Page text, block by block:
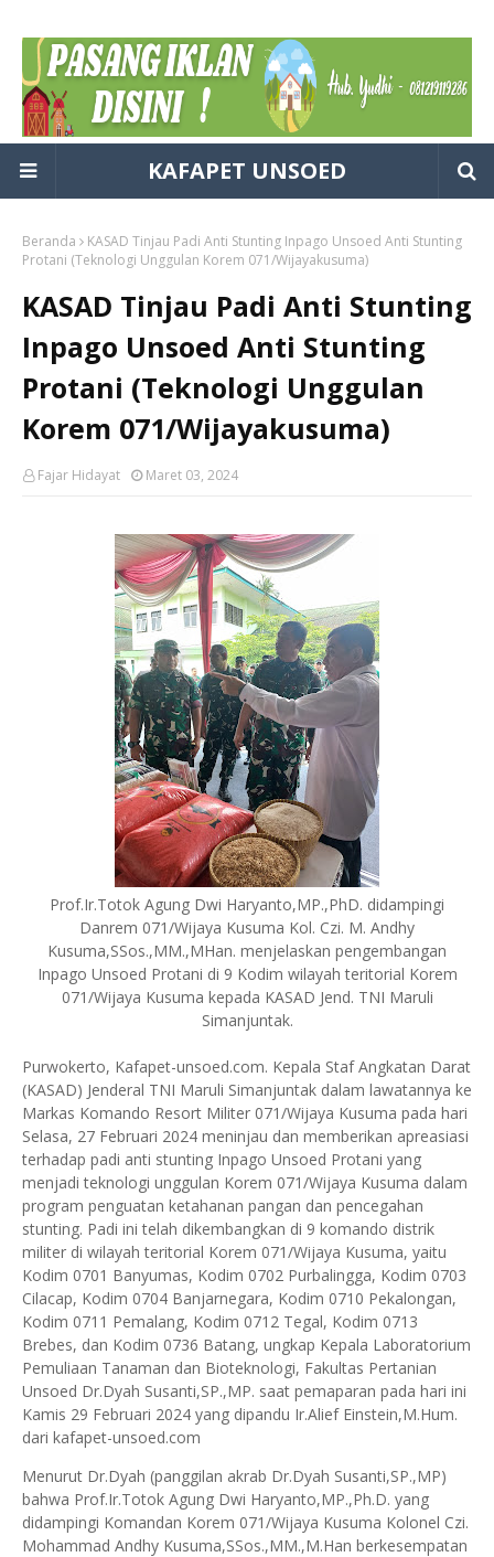
KAFAPET UNSOED
Beranda
KASAD Tinjau Padi Anti Stunting Inpago Unsoed Anti Stunting
Protani (Teknologi Unggulan Korem 071/Wijayakusuma)
KASAD Tinjau Padi Anti Stunting
Inpago Unsoed Anti Stunting
Protani (Teknologi Unggulan
Korem 071/Wijayakusuma)
Fajar Hidayat Maret 03, 2024
Prof.Ir.Totok Agung Dwi Haryanto,MP.,PhD. didampingi
Danrem 071/Wijaya Kusuma Kol. Czi. M. Andhy
Kusuma,SSos.,MM.,MHan. menjelaskan pengembangan
Inpago Unsoed Protani di 9 Kodim wilayah teritorial Korem
071/Wijaya Kusuma kepada KASAD Jend. TNI Maruli
Simanjuntak.
Purwokerto, Kafapet-unsoed.com. Kepala Staf Angkatan Darat
(KASAD) Jenderal TNI Maruli Simanjuntak dalam lawatannya ke
Markas Komando Resort Militer 071/Wijaya Kusuma pada hari
Selasa, 27 Februari 2024 meninjau dan memberikan apreasiasi
terhadap padi anti stunting Inpago Unsoed Protani yang
menjadi teknologi unggulan Korem 071/Wijaya Kusuma dalam
program penguatan ketahanan pangan dan pencegahan
stunting. Padi ini telah dikembangkan di 9 komando distrik
militer di wilayah teritorial Korem 071/Wijaya Kusuma, yaitu
Kodim 0701 Banyumas, Kodim 0702 Purbalingga, Kodim 0703
Cilacap, Kodim 0704 Banjarnegara, Kodim 0710 Pekalongan,
Kodim 0711 Pemalang, Kodim 0712 Tegal, Kodim 0713
Brebes, dan Kodim 0736 Batang, ungkap Kepala Laboratorium
Pemuliaan Tanaman dan Bioteknologi, Fakultas Pertanian
Unsoed Dr.Dyah Susanti,SP.,MP. saat pemaparan pada hari ini
Kamis 29 Februari 2024 yang dipandu Ir.Alief Einstein,M.Hum.
dari kafapet-unsoed.com
Menurut Dr.Dyah (panggilan akrab Dr.Dyah Susanti,SP.,MP)
bahwa Prof.Ir.Totok Agung Dwi Haryanto,MP.,Ph.D. yang
didampingi Komandan Korem 071/Wijaya Kusuma Kolonel Czi.
Mohammad Andhy Kusuma,SSos.,MM.,M.Han berkesempatan